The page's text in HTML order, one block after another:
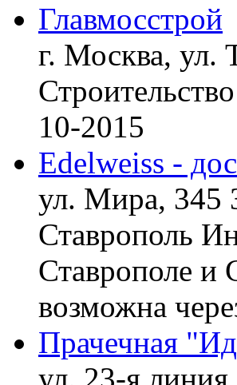
Главмосстрой
г. Москва, ул.
10-2015
Edelweiss -
ул. Мира, 345
Ставрополь
Ставрополе и
возможна
Прачечная
ул. 23-я